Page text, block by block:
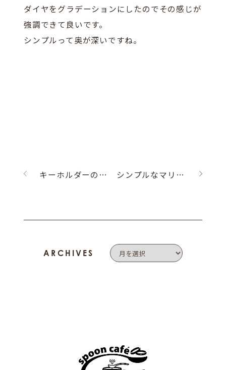
ダイヤをグラデーションにしたのでその感じが
強調できて良いです。
シンプルって奥が深いですね。
キーホルダーの修理 シンプルなマリッジリングその２
ARCHIVES